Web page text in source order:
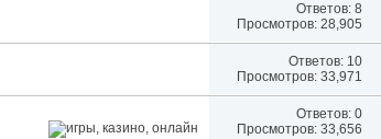
Ответов: 8
Просмотров: 28,905
Ответов: 10
Просмотров: 33,971
Ответов: 0
Просмотров: 33,656